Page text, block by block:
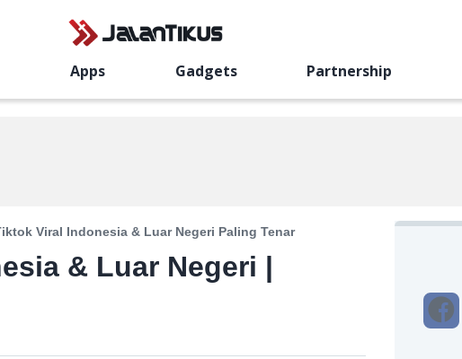
Apps Gadgets Partnership
Viral Indonesia & Luar Negeri Paling Tenar
& Luar Negeri |